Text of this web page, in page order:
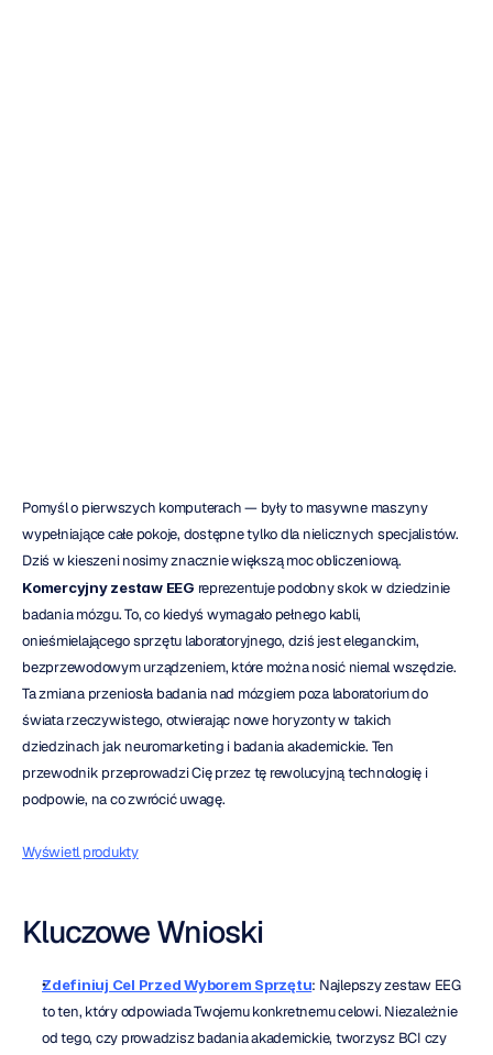
Pomyśl o pierwszych komputerach — były to masywne maszyny
wypełniające całe pokoje, dostępne tylko dla nielicznych specjalistów.
Komercyjny zestaw EEG reprezentuje podobny skok w dziedzinie
badania mózgu. To, co kiedyś wymagało pełnego kabli,
onieśmielającego sprzętu laboratoryjnego, dziś jest eleganckim,
bezprzewodowym urządzeniem, które można nosić niemal wszędzie.
Ta zmiana przeniosła badania nad mózgiem poza laboratorium do
świata rzeczywistego, otwierając nowe horyzonty w takich
dziedzinach jak neuromarketing i badania akademickie. Ten
przewodnik przeprowadzi Cię przez tę rewolucyjną technologię i
podpowie, na co zwrócić uwagę.
Wyświetl produkty
Kluczowe Wnioski
Zdefiniuj Cel Przed Wyborem Sprzętu: Najlepszy zestaw EEG
to ten, który odpowiada Twojemu konkretnemu celowi. Niezależnie
od tego, czy prowadzisz badania akademickie, tworzysz BCI czy